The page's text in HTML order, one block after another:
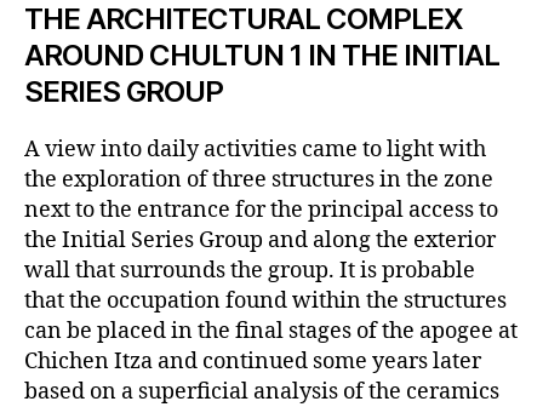
THE ARCHITECTURAL COMPLEX
AROUND CHULTUN 1 IN THE INITIAL
SERIES GROUP
A view into daily activities came to light with
the exploration of three structures in the zone
next to the entrance for the principal access to
the Initial Series Group and along the exterior
wall that surrounds the group. It is probable
that the occupation found within the structures
can be placed in the final stages of the apogee at
Chichen Itza and continued some years later
based on a superficial analysis of the ceramics